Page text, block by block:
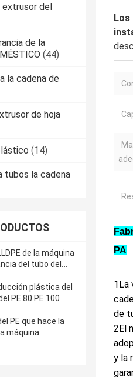
extrusor del
de la
(44)
la cadena de
de hoja
(14)
tubos la cadena
de la máquina
del tubo del
plástica del
PE 80 PE 100
PE que hace la
máquina
Los
PA
1La
de
2El
y la